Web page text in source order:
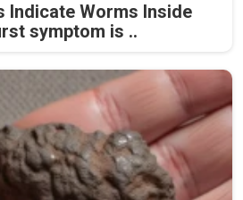
Indicate Worms Inside
symptom is ..